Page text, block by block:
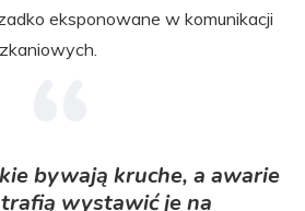
eksponowane w komunikacji
bywają kruche, a awarie
wystawić je na